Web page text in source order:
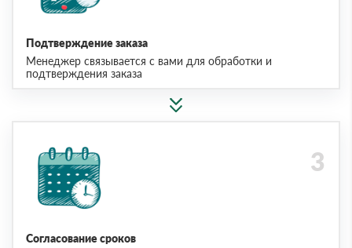
Подтверждение заказа
Менеджер связывается с вами для обработки и
подтверждения заказа
Согласование сроков